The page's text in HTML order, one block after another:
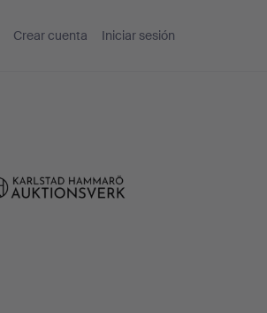
Crear cuenta Iniciar sesión